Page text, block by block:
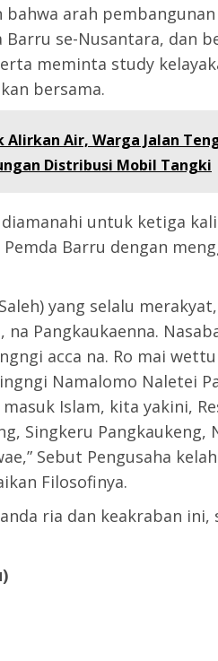
bahwa arah
Barru se-Nusantara, dan
meminta study
bersama.
Alirkan Air, Warga Jalan
Distribusi Mobil Tangki
diamanahi untuk ketiga
Barru dengan
yang selalu
na Pangkaukaenna.
acca na. Ro mai
Namalomo Naletei
Islam, kita yakini,
Singkeru Pangkaukeng,
Sebut Pengusaha
Filosofinya.
ria dan keakraban